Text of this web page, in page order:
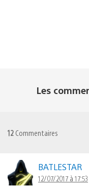
Les
12 Commentaires
BATLESTAR
12/07/2017 à 17:53